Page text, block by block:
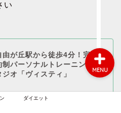
い
由が丘駅から徒歩4分！完全予
制パーソナルトレーニングス
ジオ「ヴィスティ」
ダイエット
MENU